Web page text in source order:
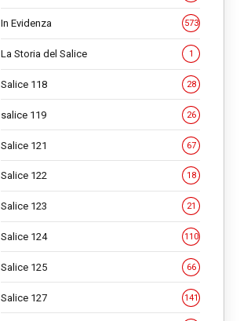
In Evidenza 573
La Storia del Salice 1
Salice 118 28
salice 119 26
Salice 121 67
Salice 122 18
Salice 123 21
Salice 124 110
Salice 125 66
Salice 127 141